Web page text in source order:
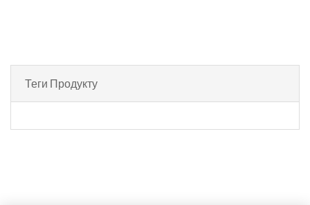
Теги Продукту